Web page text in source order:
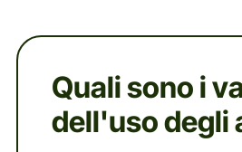
Quali sono i
dell'uso degli